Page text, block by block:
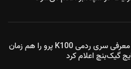
ردمی تاریخ معرفی سری ردمی K100 پرو را هم زمان
گیک‌بنچ اعلام کرد